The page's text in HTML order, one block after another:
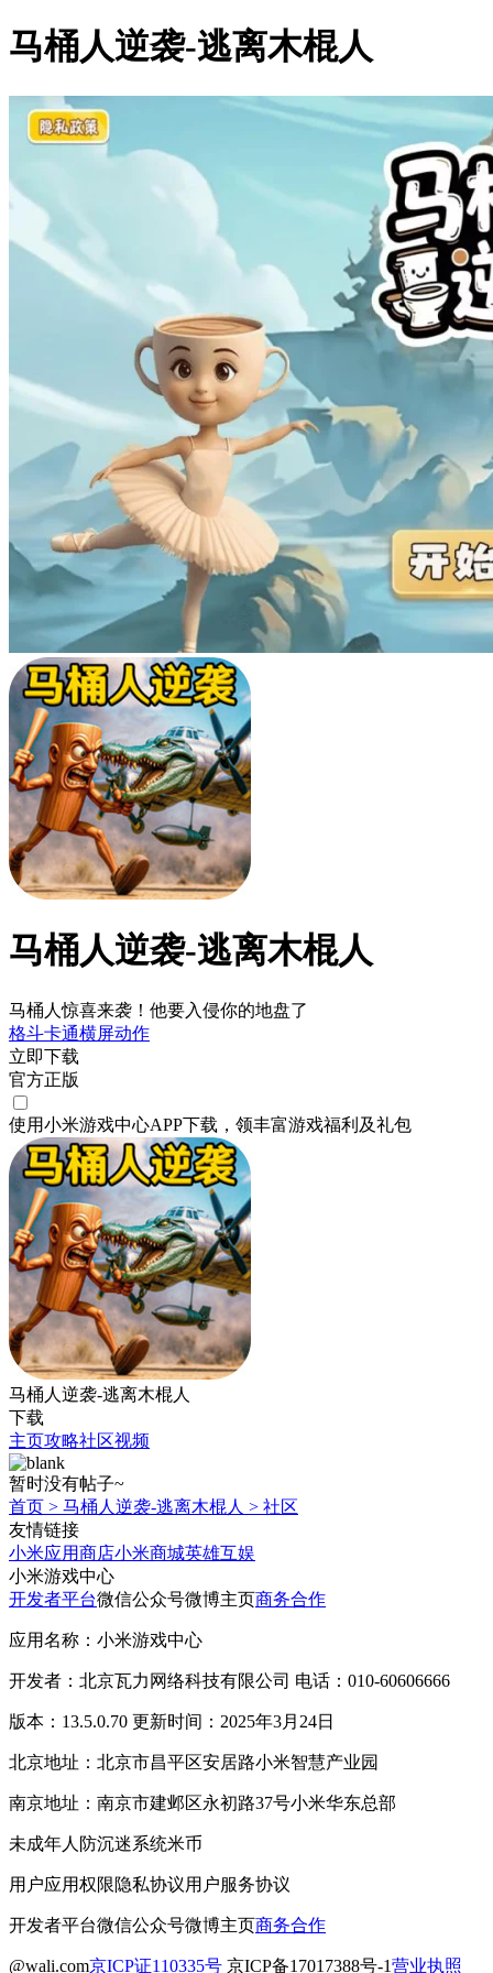
马桶人逆袭-逃离木棍人
马桶人逆袭-逃离木棍人
马桶人惊喜来袭！他要入侵你的地盘了
格斗卡通横屏动作
立即下载
官方正版
使用小米游戏中心APP下载 ，领丰富游戏福利 及礼包
马桶人逆袭-逃离木棍人
下载
主页攻略社区视频
暂时没有帖子~
首页 > 马桶人逆袭-逃离木棍人 > 社区
友情链接
小米应用商店小米商城英雄互娱
小米游戏中心
开发者平台微信公众号微博主页商务合作
应用名称：小米游戏中心
开发者：北京瓦力网络科技有限公司 电话：010-60606666
版本：13.5.0.70 更新时间：2025年3月24日
北京地址：北京市昌平区安居路小米智慧产业园
南京地址：南京市建邺区永初路37号小米华东总部
未成年人防沉迷系统米币
用户应用权限隐私协议用户服务协议
开发者平台微信公众号微博主页商务合作
@wali.com京ICP证110335号 京ICP备17017388号-1营业执照